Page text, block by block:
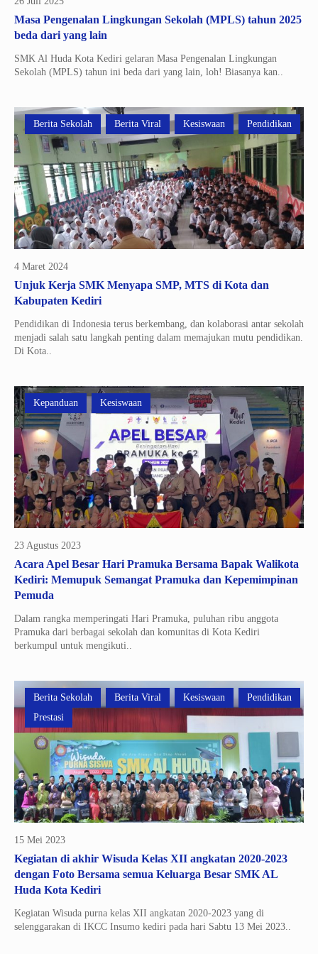
Masa Pengenalan Lingkungan Sekolah (MPLS) tahun 2025
beda dari yang lain
SMK Al Huda Kota Kediri gelaran Masa Pengenalan Lingkungan
Sekolah (MPLS) tahun ini beda dari yang lain, loh! Biasanya kan..
Berita Sekolah Berita Viral Kesiswaan Pendidikan
4 Maret 2024
Unjuk Kerja SMK Menyapa SMP, MTS di Kota dan
Kabupaten Kediri
Pendidikan di Indonesia terus berkembang, dan kolaborasi antar sekolah
menjadi salah satu langkah penting dalam memajukan mutu pendidikan.
Di Kota..
Kepanduan Kesiswaan
23 Agustus 2023
Acara Apel Besar Hari Pramuka Bersama Bapak Walikota
Kediri: Memupuk Semangat Pramuka dan Kepemimpinan
Pemuda
Dalam rangka memperingati Hari Pramuka, puluhan ribu anggota
Pramuka dari berbagai sekolah dan komunitas di Kota Kediri
berkumpul untuk mengikuti..
Berita Sekolah Berita Viral Kesiswaan
Pendidikan
Prestasi
15 Mei 2023
Kegiatan di akhir Wisuda Kelas XII angkatan 2020-2023
dengan Foto Bersama semua Keluarga Besar SMK AL
Huda Kota Kediri
Kegiatan Wisuda purna kelas XII angkatan 2020-2023 yang di
selenggarakan di IKCC Insumo kediri pada hari Sabtu 13 Mei 2023..